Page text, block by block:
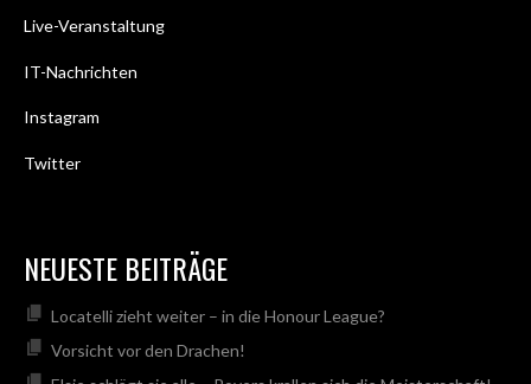
Live-Veranstaltung
IT-Nachrichten
Instagram
Twitter
NEUESTE BEITRÄGE
Locatelli zieht weiter – in die Honour League?
Vorsicht vor den Drachen!